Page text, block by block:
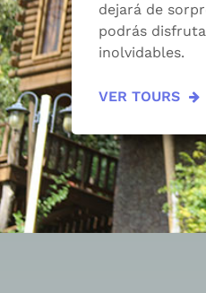
dejará de
podrás
inolvidables.
VER TOURS